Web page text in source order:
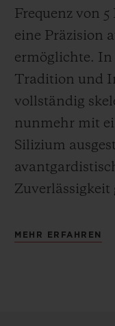
Frequenz von 5
eine Präzision
ermöglichte. In
Tradition und
vollständig
nunmehr mit
Silizium
Zuverlässigkeit
MEHR ERFAHREN